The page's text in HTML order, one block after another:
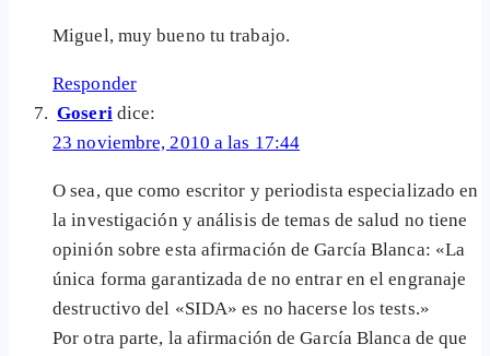
Miguel, muy bueno tu trabajo.
Responder
Goseri dice:
23 noviembre, 2010 a las 17:44
O sea, que como escritor y periodista especializado en
la investigación y análisis de temas de salud no tiene
opinión sobre esta afirmación de García Blanca: «La
única forma garantizada de no entrar en el engranaje
destructivo del «SIDA» es no hacerse los tests.»
Por otra parte, la afirmación de García Blanca de que